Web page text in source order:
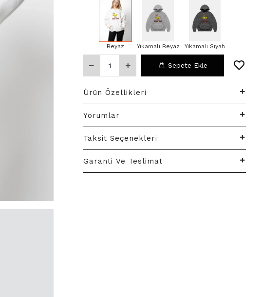
Beyaz Yıkamalı Beyaz Yıkamalı Siyah
Sepete Ekle
Ürün Özellikleri
Yorumlar
Taksit Seçenekleri
Garanti Ve Teslimat